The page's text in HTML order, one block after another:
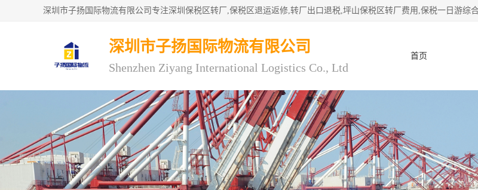
深圳市子扬国际物流有限公司
Shenzhen Ziyang International Logistics Co., Ltd
首页